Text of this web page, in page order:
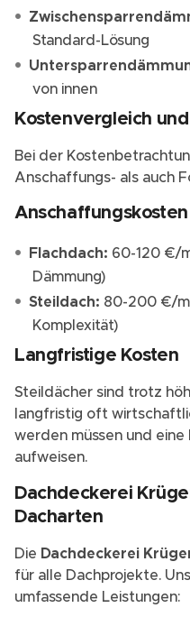
Standard-Lösung
von innen
Kostenvergleich
Bei der
Anschaffungs- als auch
Anschaffungskosten
Flachdach: 60-120 €/
Dämmung)
Steildach: 80-200 €/
Komplexität)
Langfristige Kosten
Steildächer sind trotz
langfristig oft
werden müssen und
aufweisen.
Dachdeckerei
Dacharten
Die Dachdeckerei
für alle Dachprojekte.
umfassende Leistungen: